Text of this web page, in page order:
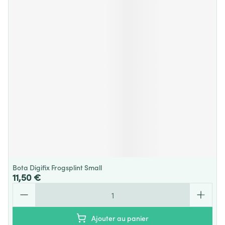
Bota Digifix Frogsplint Small
11,50 €
Ajouter au panier